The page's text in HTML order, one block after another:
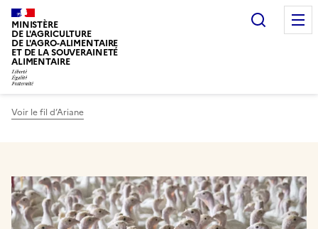
MINISTÈRE
DE L'AGRICULTURE
DE L'AGRO-ALIMENTAIRE
ET DE LA SOUVERAINETÉ
ALIMENTAIRE
Voir le fil d’Ariane